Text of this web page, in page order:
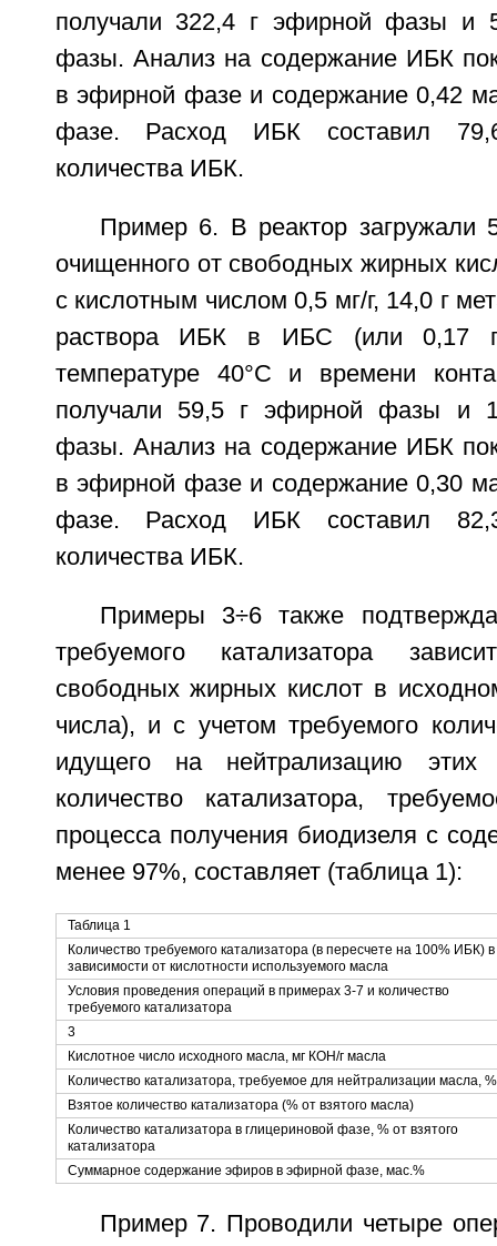
получали 322,4 г эфирной фазы и
фазы. Анализ на содержание ИБК
в эфирной фазе и содержание 0,42
фазе. Расход ИБК составил
количества ИБК.
Пример 6. В реактор загружали
очищенного от свободных жирных
с кислотным числом 0,5 мг/г, 14,0 г
раствора ИБК в ИБС (или 0,17
температуре 40°C и времени
получали 59,5 г эфирной фазы и
фазы. Анализ на содержание ИБК
в эфирной фазе и содержание 0,30
фазе. Расход ИБК составил
количества ИБК.
Примеры 3÷6 также
требуемого катализатора
свободных жирных кислот в
числа), и с учетом требуемого
идущего на нейтрализацию этих
количество катализатора,
процесса получения биодизеля с
менее 97%, составляет (таблица 1):
Таблица 1
Количество требуемого катализатора (в пересчете на 100% ИБК) в
зависимости от кислотности используемого масла
Условия проведения операций в примерах 3-7 и количество
требуемого катализатора
3
Кислотное число исходного масла, мг КОН/г масла
Количество катализатора, требуемое для нейтрализации масла, %
Взятое количество катализатора (% от взятого масла)
Количество катализатора в глицериновой фазе, % от взятого
катализатора
Суммарное содержание эфиров в эфирной фазе, мас.%
Пример 7. Проводили четыре